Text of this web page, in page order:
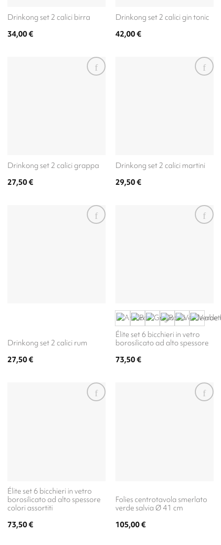
Drinkong set 2 calici birra
34,00€
Drinkong set 2 calici gin tonic
42,00€
Drinkong set 2 calici grappa
27,50€
Drinkong set 2 calici martini
29,50€
Drinkong set 2 calici rum
27,50€
Élite set 6 bicchieri in vetro
borosilicato ad alto spessore
73,50€
Élite set 6 bicchieri in vetro
borosilicato ad alto spessore
colori assortiti
73,50€
Folies centrotavola smerlato
verde salvia Ø 41 cm
105,00€